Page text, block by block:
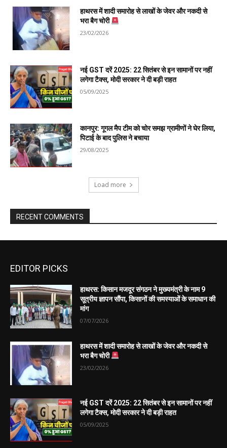
EDITOR PICKS
हाथरस: किसान मजदूर संगठन ने मुख्यमंत्री के नाम 9
सूत्रीय ज्ञापन सौंपा, किसानों की समस्याओं के समाधान की
मांग
07/07/2026
हाथरस में शादी समारोह से लाखों के जेवर और नकदी से
भरा बैग चोरी
23/02/2026
नई GST दरें 2025: 22 सितंबर से इन सामानों पर नहीं
लगेगा टैक्स, मोदी सरकार ने दी बड़ी राहत
05/09/2025